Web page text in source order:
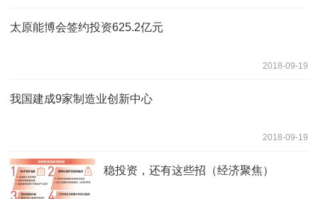
太原能博会签约投资625.2亿元
2018-09-19
我国建成9家制造业创新中心
2018-09-19
稳投资，还有这些招（经济聚焦）